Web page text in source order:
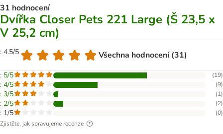
31 hodnocení
Dvířka Closer Pets 221 Large (Š 23,5 x
V 25,2 cm)
: 4.5/5 Všechna hodnocení (31)
: 5/5 (19)
: 4/5 (9)
: 3/5 (1)
: 2/5 (2)
: 1/5 (0)
Zjistěte, jak spravujeme recenze